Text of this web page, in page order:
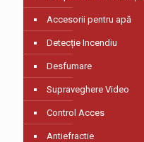
Accesorii pentru apă
Detecție Incendiu
Desfumare
Supraveghere Video
Control Acces
Antiefractie